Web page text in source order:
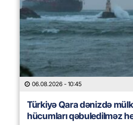
06.08.2026 - 10:45
Türkiyə Qara dənizdə
hücumları qəbuledilməz